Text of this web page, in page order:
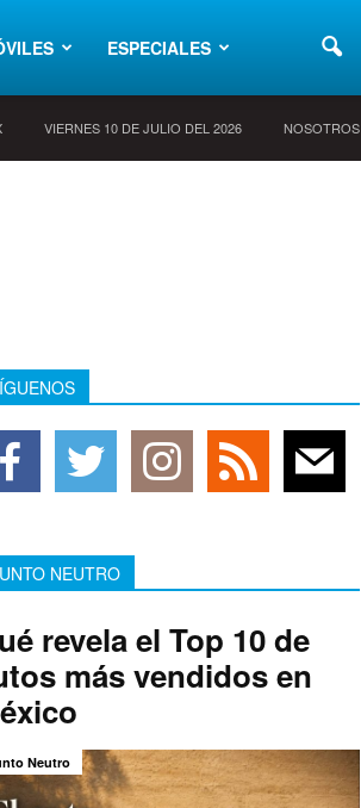
ESPECIALES
VIERNES 10 DE JULIO DEL 2026 NOSOTROS
NEUTRO
revela el Top 10 de
más vendidos en
Neutro